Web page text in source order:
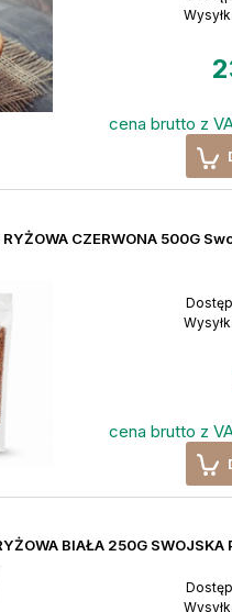
cena brutto z
RYŻOWA CZERWONA 500G
cena brutto z
BIAŁA 250G SWOJSKA